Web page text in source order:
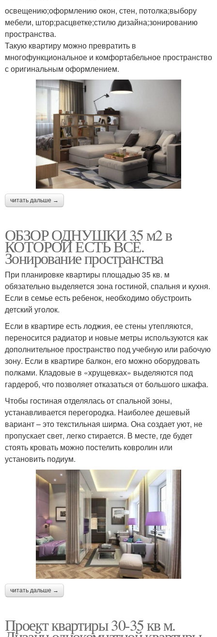
освещению;оформлению окон, стен, потолка;выбору
мебели, штор;расцветке;стилю дизайна;зонированию
пространства.
Такую квартиру можно превратить в
многофункциональное и комфортабельное пространство
с оригинальным оформлением.
читать дальше →
ОБЗОР ОДНУШКИ 35 м2 в
КОТОРОЙ ЕСТЬ ВСЁ.
Зонирование пространства
При планировке квартиры площадью 35 кв. м
обязательно выделяется зона гостиной, спальня и кухня.
Если в семье есть ребенок, необходимо обустроить
детский уголок.
Если в квартире есть лоджия, ее стены утепляются,
переносится радиатор и новые метры используются как
дополнительное пространство под учебную или рабочую
зону. Если в квартире балкон, его можно оборудовать
полками. Кладовые в «хрущевках» выделяются под
гардероб, что позволяет отказаться от большого шкафа.
Чтобы гостиная отделялась от спальной зоны,
устанавливается перегородка. Наиболее дешевый
вариант – это текстильная ширма. Она создает уют, не
пропускает свет, легко стирается. В месте, где будет
стоять кровать можно постелить ковролин или
установить подиум.
читать дальше →
Проект квартиры 30-35 кв м.